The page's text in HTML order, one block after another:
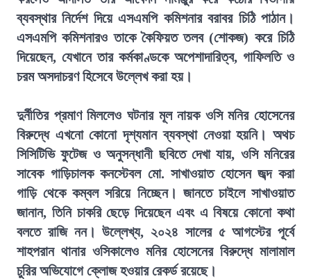
ব্যবস্থার নির্দেশ দিয়ে এসএমপি কমিশনার বরাবর চিঠি পাঠান।
এসএমপি কমিশনারও তাকে কৈফিয়ত তলব (শোকজ) করে চিঠি
দিয়েছেন, যেখানে তার কর্মকাণ্ডকে অপেশাদারিত্ব, গাফিলতি ও
চরম অসদাচরণ হিসেবে উল্লেখ করা হয়।
দুর্নীতির প্রমাণ মিললেও ঘটনার মূল নায়ক ওসি মনির হোসেনের
বিরুদ্ধে এখনো কোনো দৃশ্যমান ব্যবস্থা নেওয়া হয়নি। অথচ
সিসিটিভি ফুটেজ ও অনুসন্ধানী ছবিতে দেখা যায়, ওসি মনিরের
সাবেক গাড়িচালক কনস্টেবল মো. সাখাওয়াত হোসেন জব্দ করা
গাড়ি থেকে কম্বল সরিয়ে নিচ্ছেন। জানতে চাইলে সাখাওয়াত
জানান, তিনি চাকরি ছেড়ে দিয়েছেন এবং এ বিষয়ে কোনো কথা
বলতে রাজি নন। উল্লেখ্য, ২০২৪ সালের ৫ আগস্টের পূর্বে
শাহপরান থানার ওসিকালেও মনির হোসেনের বিরুদ্ধে মালামাল
চুরির অভিযোগে ক্লোজ হওয়ার রেকর্ড রয়েছে।